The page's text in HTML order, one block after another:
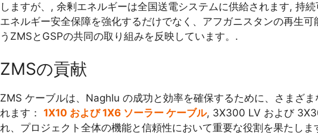
しますが、, 余剰エネルギーは全国送電システムに供給されます, 持
エネルギー安全保障を強化するだけでなく、アフガニスタンの再生
うZMSとGSPの共同の取り組みを反映しています。.
ZMSの貢献
ZMS ケーブルは、Naghlu の成功と効率を確保するために、さまざ
れます： 1X10 および 1X6 ソーラー ケーブル, 3X300 LV および
れ、プロジェクト全体の機能と信頼性において重要な役割を果たしま